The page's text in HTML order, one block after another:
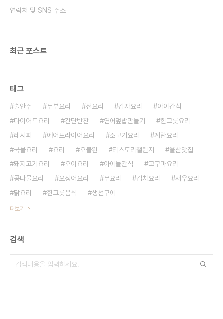
연락처 및 SNS 주소
최근 포스트
태그
술안주 두부요리 전요리 감자요리
아이간식
다이어트요리
간단반찬 연어덮밥만들기
한그릇요리
레시피
에어프라이어요리 소고기요리
계란요리
국물요리
요리 오블완 티스토리챌린지
울산맛집
돼지고기요리
오이요리 아이들간식
고구마요리
콩나물요리
오징어요리 무요리 김치요리
새우요리
닭요리
한그릇음식 생선구이
더보기
검색